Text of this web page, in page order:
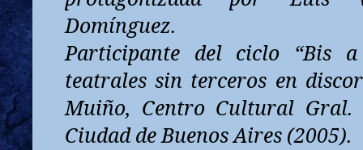
Domínguez.
Participante del ciclo “Bis a
teatrales sin terceros en
Muiño, Centro Cultural
Ciudad de Buenos Aires (2005).